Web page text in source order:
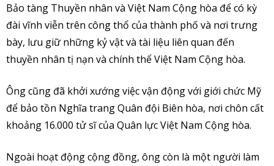
Bảo tàng Thuyền nhân và Việt Nam Cộng hòa để có kỳ
đài vĩnh viễn trên công thổ của thành phố và nơi trưng
bày, lưu giữ những kỷ vật và tài liệu liên quan đến
thuyền nhân tị nạn và chính thể Việt Nam Cộng hòa.
Ông cũng đã khởi xướng việc vận động với giới chức Mỹ
để bảo tồn Nghĩa trang Quân đội Biên hòa, nơi chôn cất
khoảng 16.000 tử sĩ của Quân lực Việt Nam Cộng hòa.
Ngoài hoạt động cộng đồng, ông còn là một người làm